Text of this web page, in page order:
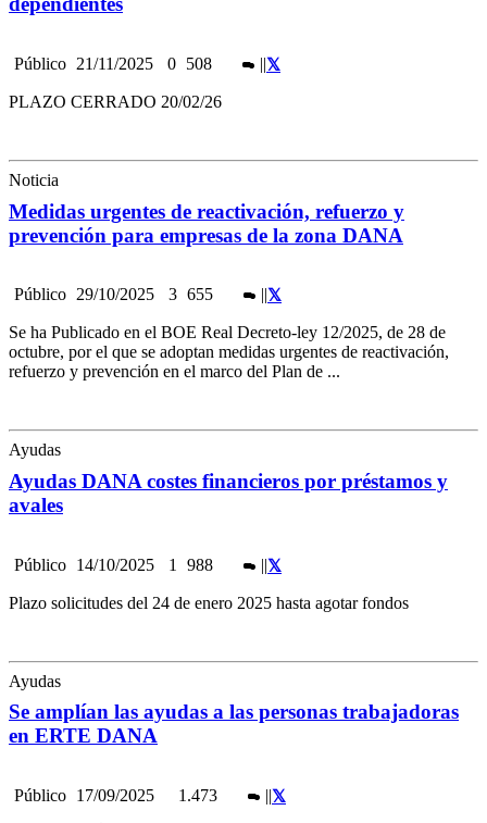
Público 21/11/2025 0 508 ||
PLAZO CERRADO 20/02/26
Noticia
Medidas urgentes de reactivación, refuerzo y
prevención para empresas de la zona DANA
Público 29/10/2025 3 655 ||
Se ha Publicado en el BOE Real Decreto-ley 12/2025, de 28 de
octubre, por el que se adoptan medidas urgentes de reactivación,
refuerzo y prevención en el marco del Plan de ...
Ayudas
Ayudas DANA costes financieros por préstamos y
avales
Público 14/10/2025 1 988 ||
Plazo solicitudes del 24 de enero 2025 hasta agotar fondos
Ayudas
Se amplían las ayudas a las personas trabajadoras
en ERTE DANA
Público 17/09/2025 1.473 ||